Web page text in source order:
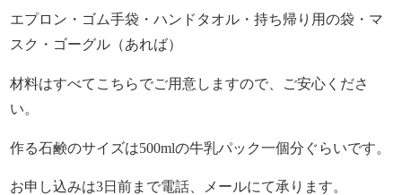
エプロン・ゴム手袋・ハンドタオル・持ち帰り用の袋・マ
スク・ゴーグル（あれば）
材料はすべてこちらでご用意しますので、ご安心くださ
い。
作る石鹸のサイズは500mlの牛乳パック一個分ぐらいです。
お申し込みは3日前まで電話、メールにて承ります。